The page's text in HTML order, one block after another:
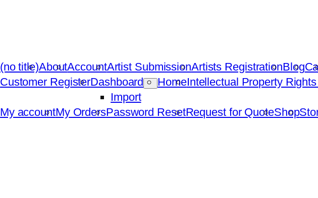
(no title)AboutAccountArtist SubmissionArtists RegistrationBlog
Customer RegisterDashboard
Import
HomeIntellectual Property
My accountMy OrdersPassword ResetRequest for QuoteShop